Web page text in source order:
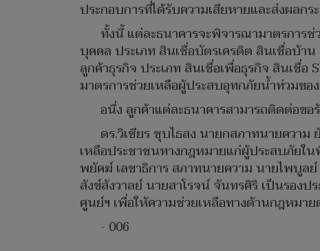
ประกอบการที่ได้รับความเสียหายและส่งผลก
ทั้งนี้ แต่ละธนาคารจะพิจารณามาตรการ
บุคคล ประเภท สินเชื่อบัตรเครดิต สินเชื่อบ้า
ลูกค้าธุรกิจ ประเภท สินเชื่อเพื่อธุรกิจ สินเชื่อ
มาตรการช่วยเหลือผู้ประสบอุทกภัยน้ำท่วมขอ
อนึ่ง ลูกค้าแต่ละธนาคารสามารถติดต่อข
ดร.วิเชียร ชุบไธสง นายกสภาทนายความ
เหลือประชาชนทางกฎหมายแก่ผู้ประสบภัยใ
พยัคฆ์ เลขาธิการ สภาทนายความ นายไพบู
สังข์สังวาลย์ นายสาโรจน์ จันทรศิริ เป็นรอง
ศูนย์ฯ เพื่อให้ความช่วยเหลือทางด้านกฎหมาย
- 006